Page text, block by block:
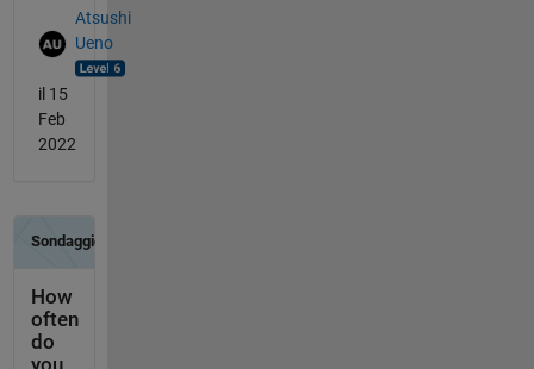
Atsushi
Ueno
il 15
Feb
2022